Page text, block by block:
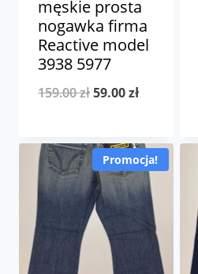
męskie prosta
nogawka firma
Reactive model
3938 5977
159.00złPierwotna
wynosiła:
159.00 zł.
59.00złAktualna
wynosi:
59.00 zł.
Promocja!